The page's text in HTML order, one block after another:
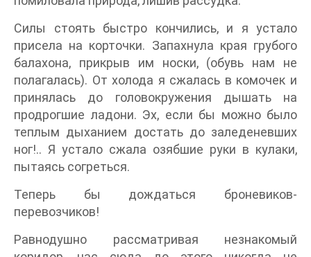
Силы стоять быстро кончились, и я устало
присела на корточки. Запахнула края грубого
балахона, прикрыв им носки, (обувь нам не
полагалась). От холода я сжалась в комочек и
принялась до головокружения дышать на
продрогшие ладони. Эх, если бы можно было
теплым дыханием достать до заледеневших
ног!.. Я устало сжала озябшие руки в кулаки,
пытаясь согреться.
Теперь бы дождаться броневиков-
перевозчиков!
Равнодушно рассматривая незнакомый